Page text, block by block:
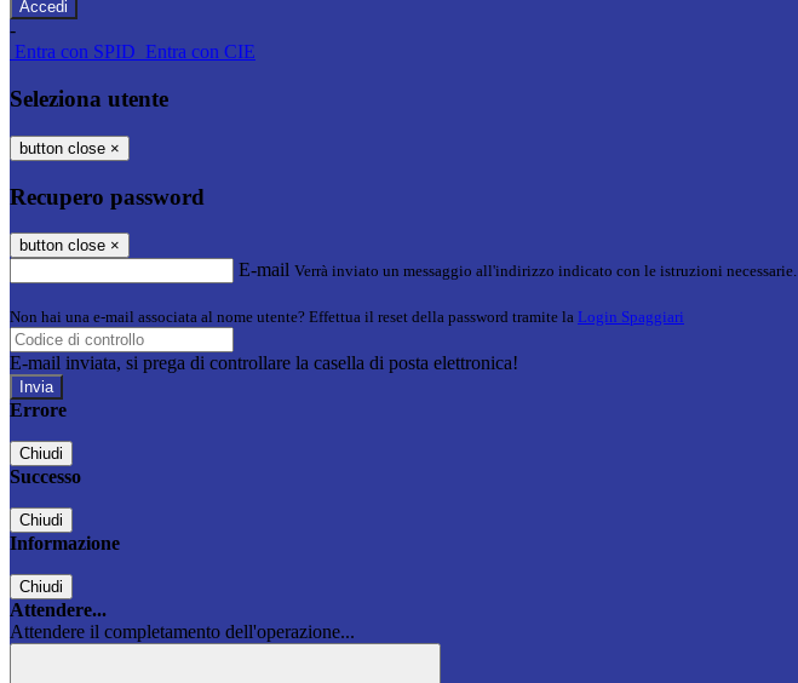
-
Entra con SPID Entra con CIE
Seleziona utente
button close ×
Recupero password
button close ×
E-mail Verrà inviato un messaggio all'indirizzo indicato con le istruzioni necessarie.
Non hai una e-mail associata al nome utente? Effettua il reset della password tramite la Login Spaggiari
E-mail inviata, si prega di controllare la casella di posta elettronica!
Errore
Chiudi
Successo
Chiudi
Informazione
Chiudi
Attendere...
Attendere il completamento dell'operazione...